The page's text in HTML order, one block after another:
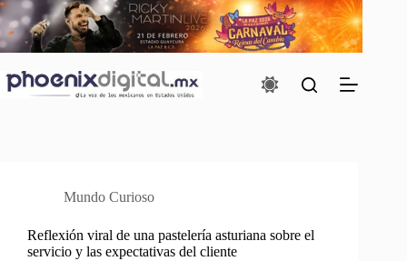
Saltar
al
contenido
Mundo Curioso
Reflexión viral de una pastelería asturiana sobre el
servicio y las expectativas del cliente